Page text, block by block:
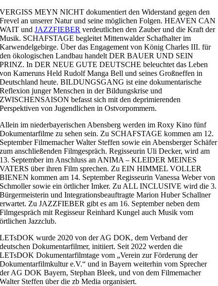
VERGISS MEYN NICHT dokumentiert den Widerstand gegen den
Frevel an unserer Natur und seine möglichen Folgen. HEAVEN CAN
WAIT undJAZZFIEBER verdeutlichen den Zauber und die Kraft der
Musik. SCHAFSTAGE begleitet Mittenwalder Schafhalter im
Karwendelgebirge. Über das Engagement von König Charles III. für
den ökologischen Landbau handelt DER BAUER UND SEIN
PRINZ. In DER NEUE GUTE DEUTSCHE beleuchtet das Leben
von Kameruns Held Rudolf Manga Bell und seines Großneffen in
Deutschland heute. BILDUNGSGANG ist eine dokumentarische
Reflexion junger Menschen in der Bildungskrise und
ZWISCHENSAISON befasst sich mit den deprimierenden
Perspektiven von Jugendlichen in Ostvorpommern.
Allein im niederbayerischen Abensberg werden im Roxy Kino fünf
Dokumentarfilme zu sehen sein. Zu SCHAFSTAGE kommen am 12.
September Filmemacher Walter Steffen sowie ein Abensberger Schäfer
zum anschließenden Filmgespräch. Regisseurin Uli Decker, wird am
13. September im Anschluss an ANIMA – KLEIDER MEINES
VATERS über ihren Film sprechen. Zu EIN HIMMEL VOLLER
BIENEN kommen am 14. September Regisseurin Vanessa Weber von
Schmoller sowie ein örtlicher Imker. Zu ALL INCLUSIVE wird die 3.
Bürgermeisterin und Integrationsbeauftragte Marion Huber Schallner
erwartet. Zu JAZZFIEBER gibt es am 16. September neben dem
Filmgespräch mit Regisseur Reinhard Kungel auch Musik vom
örtlichen Jazzclub.
LETsDOK wurde 2020 von der AG DOK, dem Verband der
deutschen Dokumentarfilmer, initiiert. Seit 2022 werden die
LETsDOK Dokumentarfilmtage vom „Verein zur Förderung der
Dokumentarfilmkultur e.V.“ und in Bayern weiterhin vom Sprecher
der AG DOK Bayern, Stephan Bleek, und von dem Filmemacher
Walter Steffen über die zb Media organisiert.